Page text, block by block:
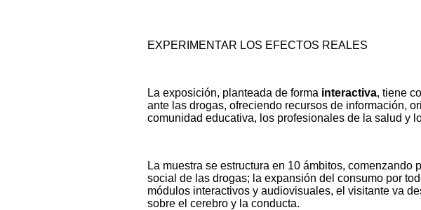
EXPERIMENTAR LOS EFECTOS REALES
La exposición, planteada de forma interactiva, tiene
ante las drogas, ofreciendo recursos de información,
comunidad educativa, los profesionales de la salud y
La muestra se estructura en 10 ámbitos,
social de las drogas; la expansión del consumo por
módulos interactivos y audiovisuales, el visitante va
sobre el cerebro y la conducta.